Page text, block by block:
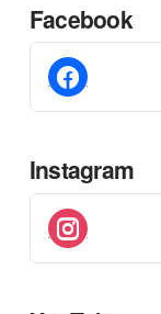
Facebook
facebook
Instagram
instagram